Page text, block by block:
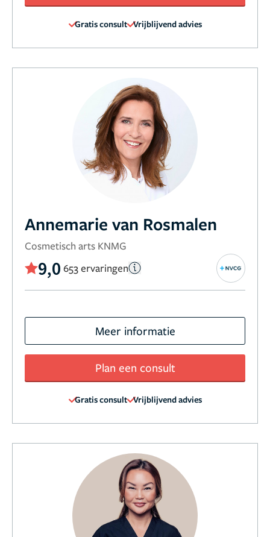
Gratis consult Vrijblijvend advies
Annemarie van Rosmalen
Cosmetisch arts KNMG
9,0 653 ervaringen
Meer informatie
Plan een consult
Gratis consult Vrijblijvend advies